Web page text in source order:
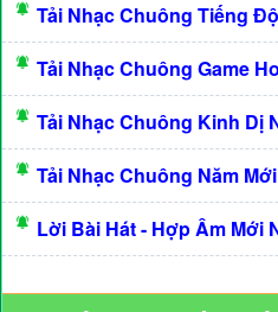
Tải Nhạc Chuông Tiếng
Tải Nhạc Chuông Game
Tải Nhạc Chuông Kinh Dị
Tải Nhạc Chuông Năm
Lời Bài Hát - Hợp Âm Mới